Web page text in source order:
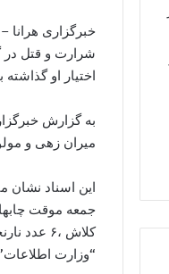
خبرگزاری هرانا
شرارت و قتل
اختیار او گذاشته
به گزارش
میران زهی و
“وزارت